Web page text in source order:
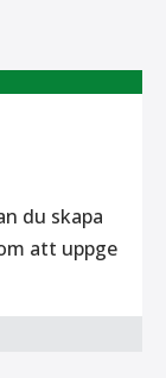
du skapa
att uppge